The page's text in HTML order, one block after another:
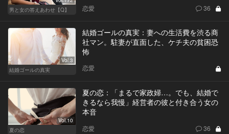
男と女の答えあわせ【Q】
恋愛 36
Vol.3
結婚ゴールの真実
結婚ゴールの真実：妻への生活費を渋る商
社マン。駐妻が直面した、ケチ夫の貧困恐
怖
恋愛
Vol.10
夏の恋
夏の恋：「まるで家政婦…。でも、結婚で
きるなら我慢」経営者の彼と付き合う女の
本音
恋愛 36